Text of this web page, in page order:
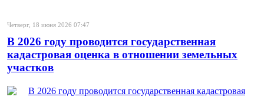
Четверг, 18 июня 2026 07:47
В 2026 году проводится государственная
кадастровая оценка в отношении земельных
участков